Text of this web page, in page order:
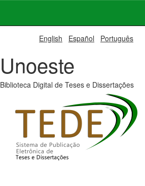
English Español Português
Unoeste
Biblioteca Digital de Teses e Dissertações